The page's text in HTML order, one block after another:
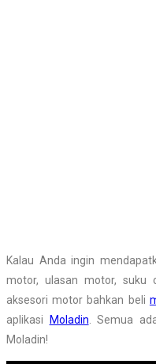
Kalau Anda ingin
motor, ulasan motor, suku
aksesori motor bahkan beli
aplikasi
Moladin . Semua
Moladin!